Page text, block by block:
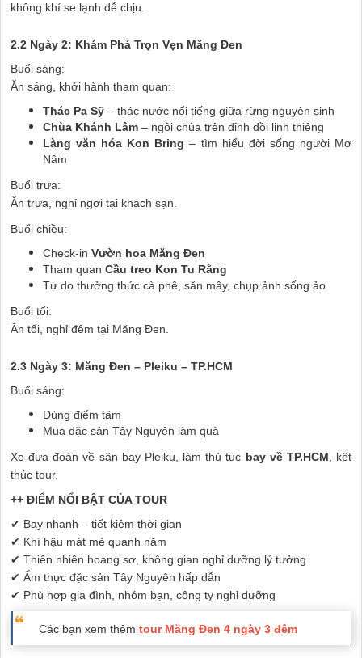
không khí se lạnh dễ chịu.
2.2 Ngày 2: Khám Phá Trọn Vẹn Măng Đen
Buổi sáng:
Ăn sáng, khởi hành tham quan:
Thác Pa Sỹ – thác nước nổi tiếng giữa rừng nguyên sinh
Chùa Khánh Lâm – ngôi chùa trên đỉnh đồi linh thiêng
Làng văn hóa Kon Bring – tìm hiểu đời sống người Mơ
Nâm
Buổi trưa:
Ăn trưa, nghỉ ngơi tại khách sạn.
Buổi chiều:
Check-in Vườn hoa Măng Đen
Tham quan Cầu treo Kon Tu Rằng
Tự do thưởng thức cà phê, săn mây, chụp ảnh sống ảo
Buổi tối:
Ăn tối, nghỉ đêm tại Măng Đen.
2.3 Ngày 3: Măng Đen – Pleiku – TP.HCM
Buổi sáng:
Dùng điểm tâm
Mua đặc sản Tây Nguyên làm quà
Xe đưa đoàn về sân bay Pleiku, làm thủ tục bay về TP.HCM , kết
thúc tour.
++ ĐIỂM NỔI BẬT CỦA TOUR
✔ Bay nhanh – tiết kiệm thời gian
✔ Khí hậu mát mẻ quanh năm
✔ Thiên nhiên hoang sơ, không gian nghỉ dưỡng lý tưởng
✔ Ẩm thực đặc sản Tây Nguyên hấp dẫn
✔ Phù hợp gia đình, nhóm bạn, công ty nghỉ dưỡng
Các bạn xem thêm tour Măng Đen 4 ngày 3 đêm